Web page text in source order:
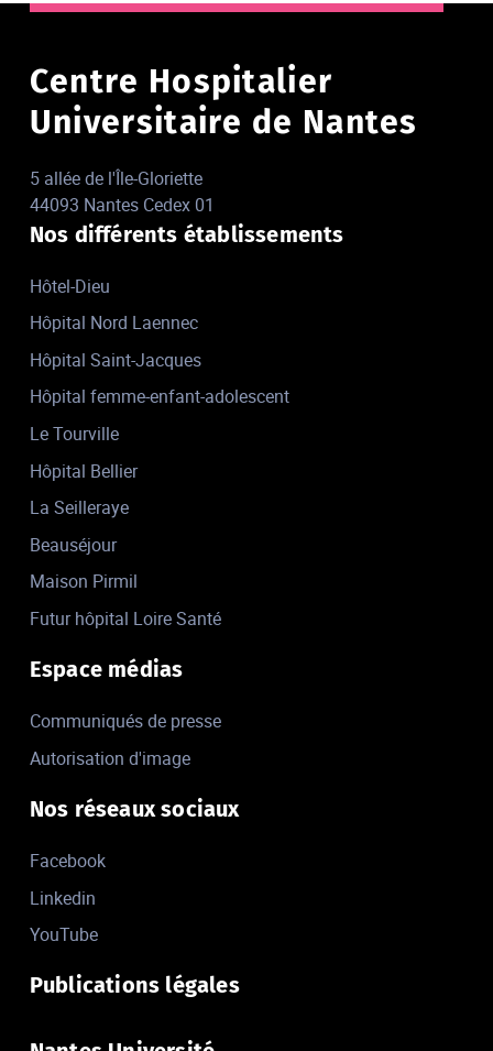
Centre Hospitalier
Universitaire de Nantes
5 allée de l'Île-Gloriette
44093 Nantes Cedex 01
Nos différents établissements
Hôtel-Dieu
Hôpital Nord Laennec
Hôpital Saint-Jacques
Hôpital femme-enfant-adolescent
Le Tourville
Hôpital Bellier
La Seilleraye
Beauséjour
Maison Pirmil
Futur hôpital Loire Santé
Espace médias
Communiqués de presse
Autorisation d'image
Nos réseaux sociaux
Facebook
Linkedin
YouTube
Publications légales